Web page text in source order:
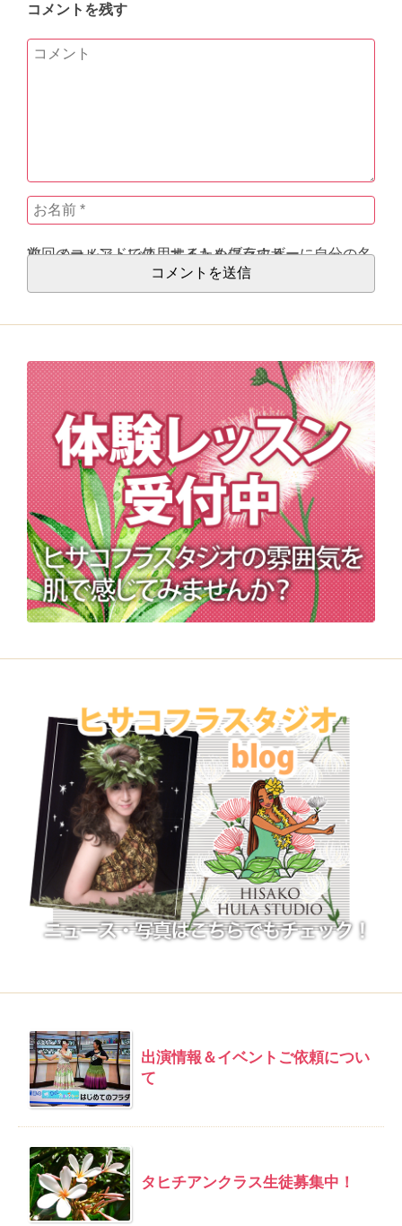
コメントを残す
次回のコメントで使用するためブラウザーに自分の名前、メールアドレス、サイトを保存する。
出演情報＆イベントご依頼につい
て
タヒチアンクラス生徒募集中！